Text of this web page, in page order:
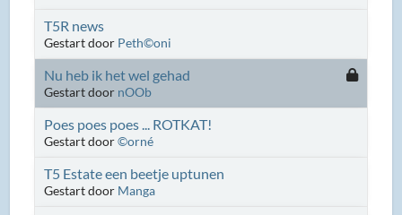
T5R news
Gestart door Peth©oni
Nu heb ik het wel gehad
Gestart door nOOb
Poes poes poes ... ROTKAT!
Gestart door©orné
T5 Estate een beetje uptunen
Gestart door Manga